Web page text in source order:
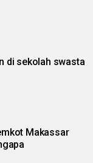
di sekolah swasta
Makassar